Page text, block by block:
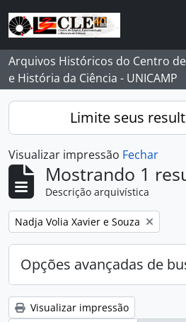
Skip to main content
Arquivos Históricos do Centro
e História da Ciência - UNICAMP
Limite seus
Visualizar impressão Fechar
Mostrando 1
Descrição arquivística
Remover filtro:
Nadja Volia Xavier e Souza
Opções avançadas de
Visualizar impressão